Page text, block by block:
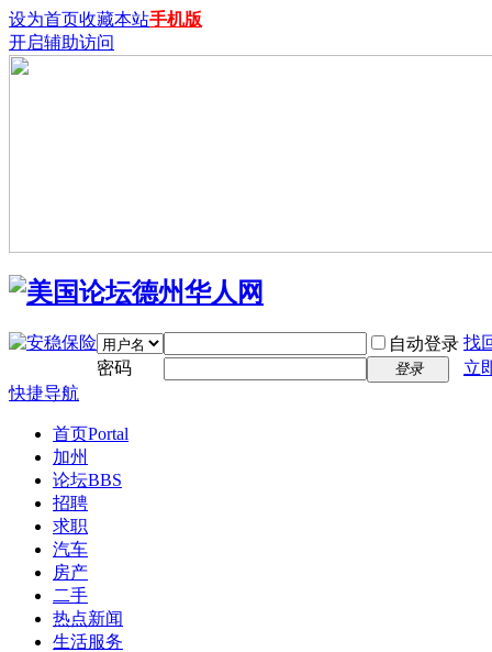
设为首页收藏本站手机版
开启辅助访问
自动登录 找
密码
登录
立
快捷导航
首页Portal
加州
论坛BBS
招聘
求职
汽车
房产
二手
热点新闻
生活服务